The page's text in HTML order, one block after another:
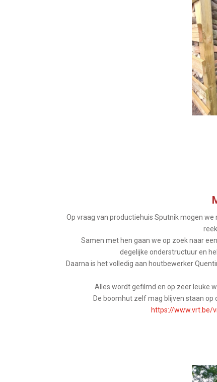
Op vraag van productiehuis Sputnik mogen
Samen met hen gaan we op zoek naar
degelijke onderstructuur en
Daarna is het volledig aan houtbewerker
Alles wordt gefilmd en op zeer leuke
De boomhut zelf mag blijven staan op
https://www.vrt.be/